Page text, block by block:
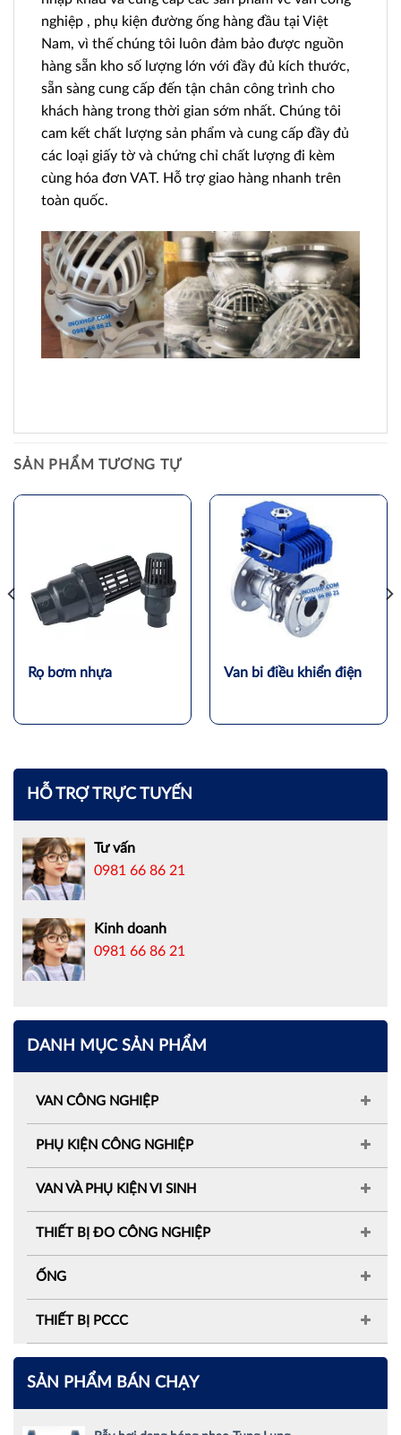
nghiệp , phụ kiện đường ống hàng đầu tại Việt
Nam, vì thế chúng tôi luôn đảm bảo được nguồn
hàng sẵn kho số lượng lớn với đầy đủ kích thước,
sẵn sàng cung cấp đến tận chân công trình cho
khách hàng trong thời gian sớm nhất. Chúng tôi
cam kết chất lượng sản phẩm và cung cấp đầy đủ
các loại giấy tờ và chứng chỉ chất lượng đi kèm
cùng hóa đơn VAT. Hỗ trợ giao hàng nhanh trên
toàn quốc.
SẢN PHẨM TƯƠNG TỰ
Rọ bơm nhựa Van bi điều khiển điện
HỖ TRỢ TRỰC TUYẾN
Tư vấn
0981 66 86 21
Kinh doanh
0981 66 86 21
DANH MỤC SẢN PHẨM
VAN CÔNG NGHIỆP
PHỤ KIỆN CÔNG NGHIỆP
VAN VÀ PHỤ KIỆN VI SINH
THIẾT BỊ ĐO CÔNG NGHIỆP
ỐNG
THIẾT BỊ PCCC
SẢN PHẨM BÁN CHẠY